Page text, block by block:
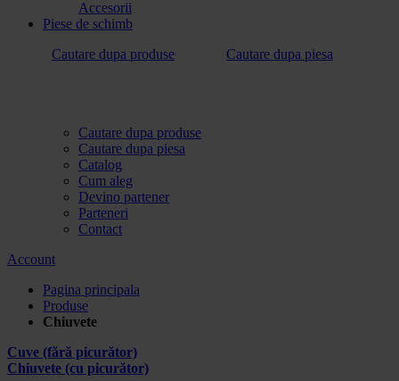
Accesorii
Piese de schimb
Cautare dupa produse
Cautare dupa piesa
Cautare dupa produse
Cautare dupa piesa
Catalog
Cum aleg
Devino partener
Parteneri
Contact
Account
Pagina principala
Produse
Chiuvete
Cuve (fără picurător)
Chiuvete (cu picurător)